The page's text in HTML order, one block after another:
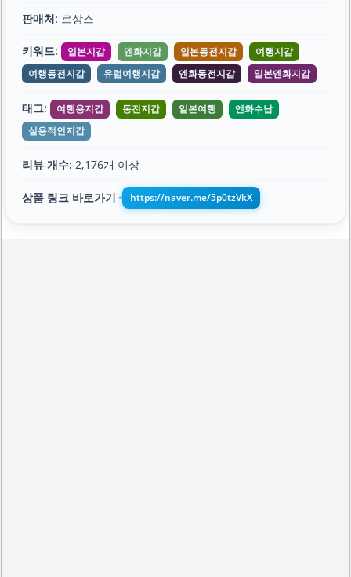
판매처: 르상스
키워드: 일본지갑 엔화지갑 일본동전지갑
여행지갑
여행동전지갑
유럽여행지갑 엔화동전지갑 일본엔화지갑
태그: 여행용지갑 동전지갑 일본여행
엔화수납
실용적인지갑
리뷰 개수: 2,176개 이상
상품 링크 바로가기 ➔ https://naver.me/5p0tzVkX